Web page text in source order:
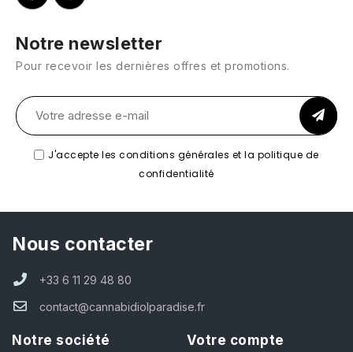
Notre newsletter
Pour recevoir les dernières offres et promotions.
J'accepte les conditions générales et la politique de
confidentialité
Nous contacter
+33 6 11 29 48 80
contact@cannabidiolparadise.fr
Notre société Votre compte